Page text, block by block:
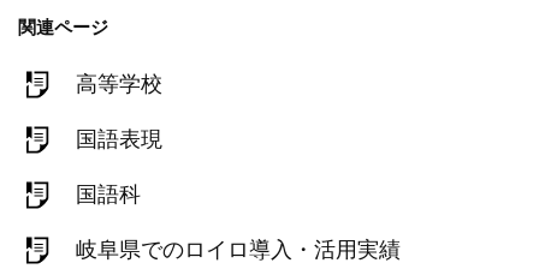
関連ページ
高等学校
国語表現
国語科
岐阜県でのロイロ導入・活用実績